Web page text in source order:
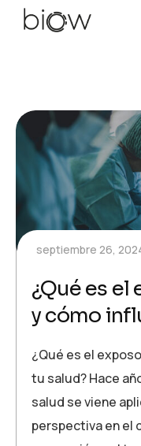
septiembre 26,
¿Qué es el
y cómo
¿Qué es el
tu salud? Hace
salud se viene
perspectiva en el